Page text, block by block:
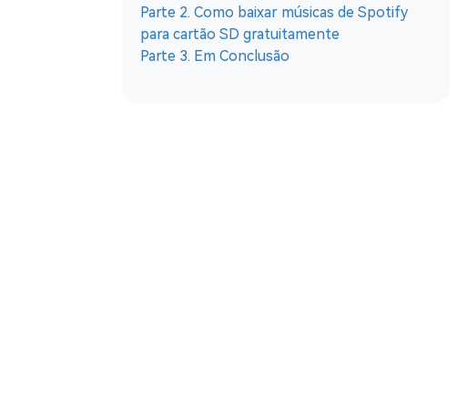
Conversor de
música Pandora
Parte 2. Como baixar músicas de Spotify
para cartão SD gratuitamente
Parte 3. Em Conclusão